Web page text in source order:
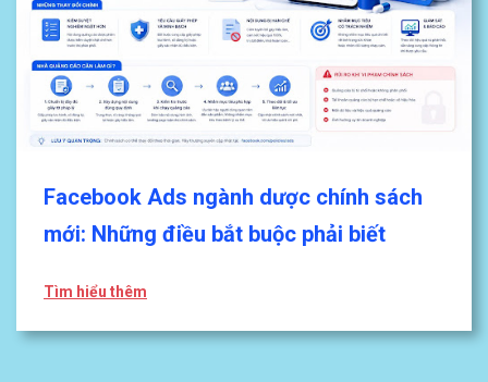
Facebook Ads ngành dược chính sách
mới: Những điều bắt buộc phải biết
Tìm hiểu thêm